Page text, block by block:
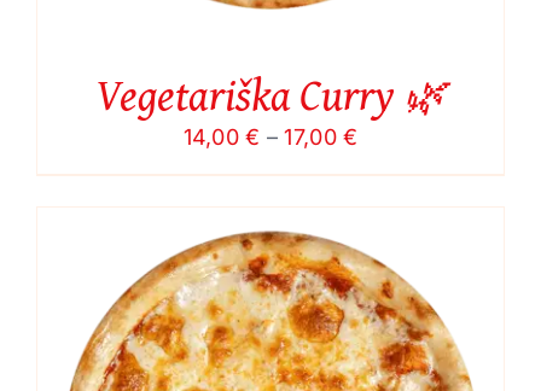
Vegetariška Curry 🌿
14,00€ – 17,00€
range:
14,00 €
through
17,00 €